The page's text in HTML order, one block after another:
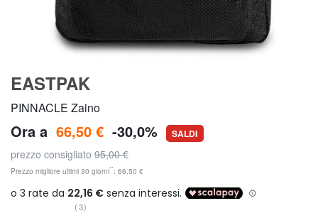
EASTPAK
PINNACLE Zaino
Ora a 66,50 € -30,0% SALDI
prezzo consigliato 95,00 €
Prezzo migliore ultimi 30 giorni**: 66,50 €
(3)